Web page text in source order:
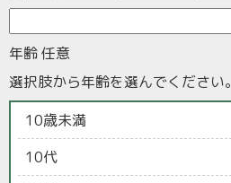
年齢任意
選択肢から年齢を選んでください。
10歳未満
10代